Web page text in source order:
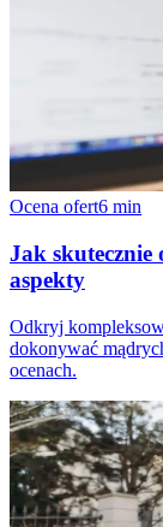
Ocena ofert6 min
Jak skutecznie
aspekty
Odkryj
dokonywać
ocenach.